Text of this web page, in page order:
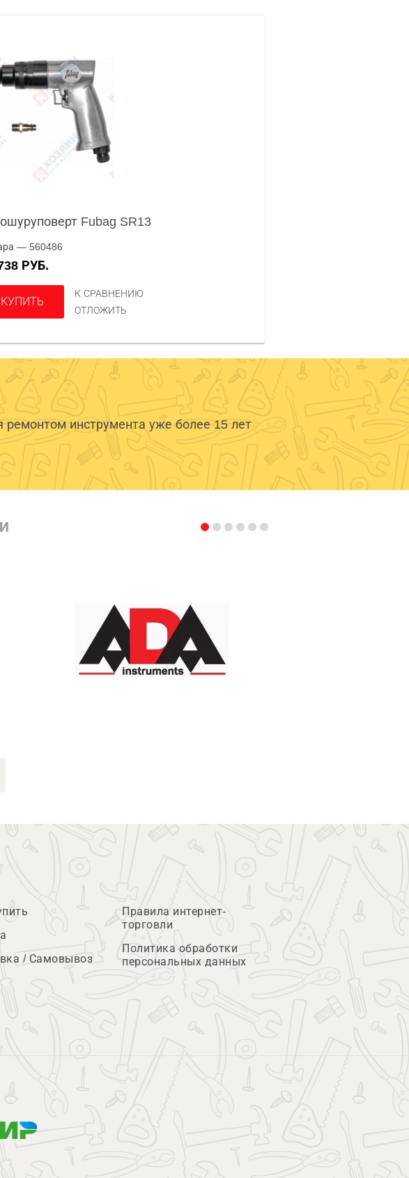
Fubag SR13
— 560486
738 РУБ.
КУПИТЬ
К СРАВНЕНИЮ
ОТЛОЖИТЬ
инструмента уже более 15 лет
/ Самовывоз
Правила интернет-
торговли
Политика обработки
персональных данных